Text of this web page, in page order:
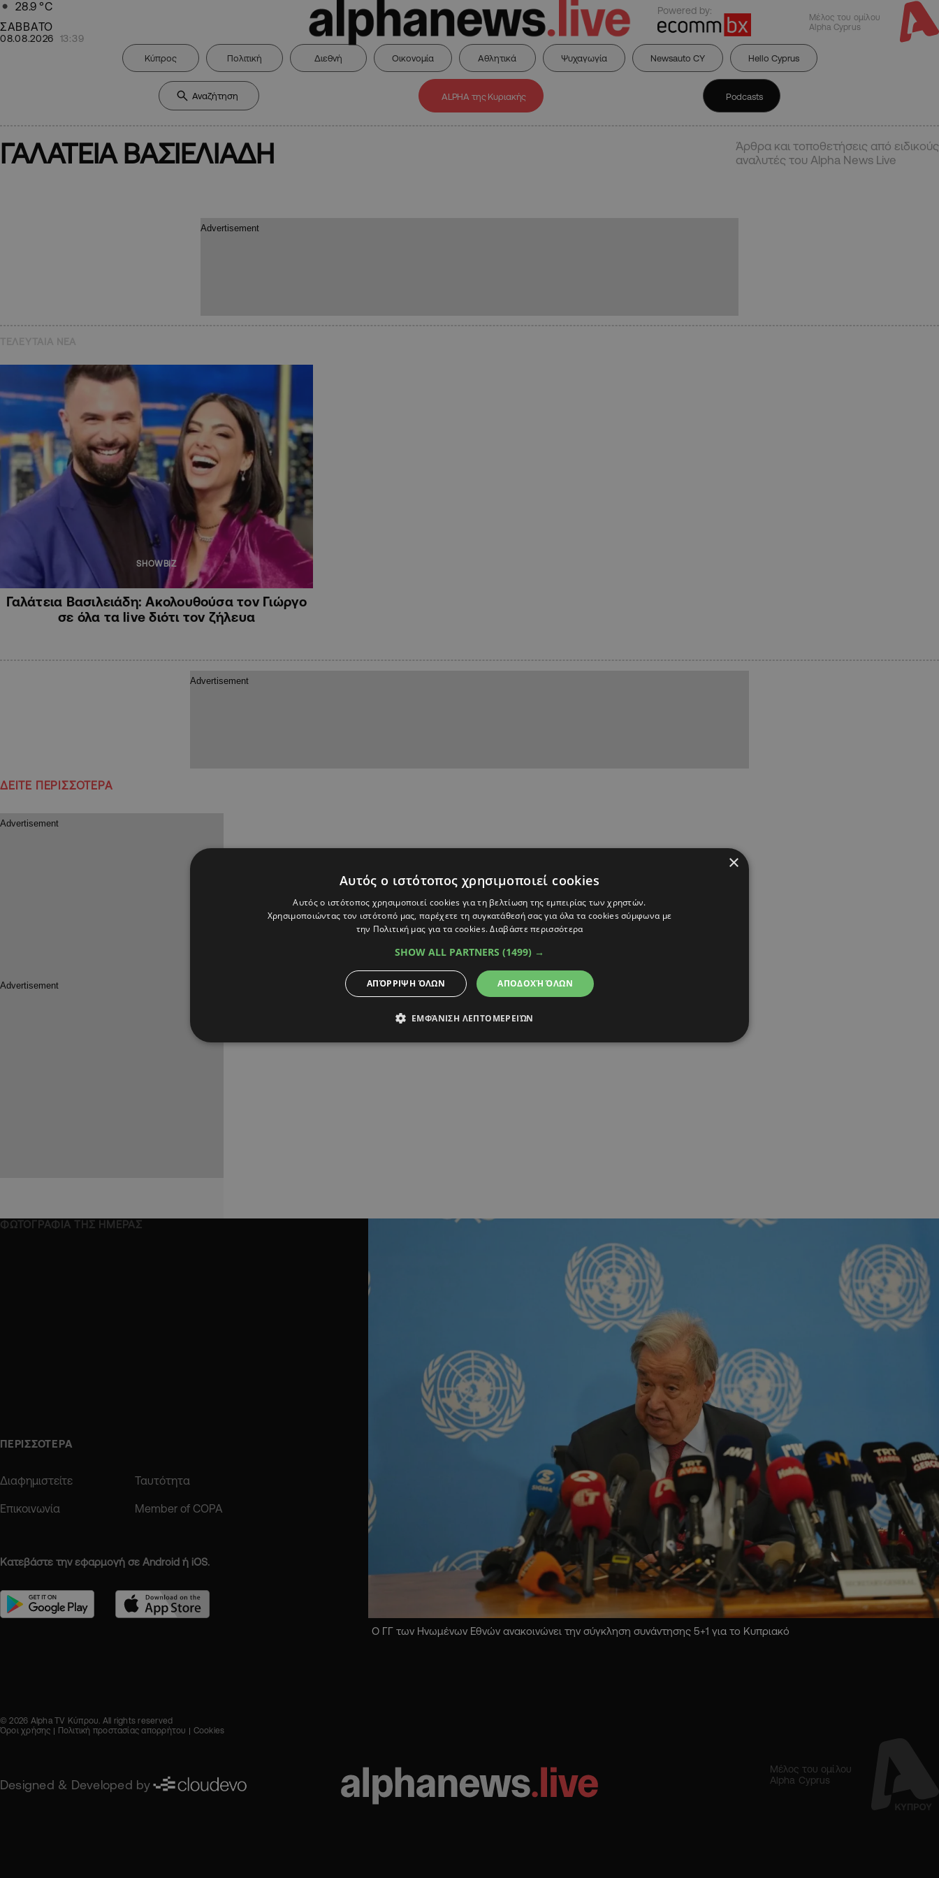
28.9 °C
ΣΑΒΒΑΤΟ
08.08.2026 13:39
Powered by:
Μέλος του ομίλου
Alpha Cyprus
Κύπρος Πολιτική Διεθνή Οικονομία Αθλητικά Ψυχαγωγία Newsauto CY Hello Cyprus
ALPHA της Κυριακής Podcasts
ΓΑΛΑΤΕΙΑ ΒΑΣΙΕΛΙΑΔΗ
Άρθρα και τοποθετήσεις από ειδικούς
αναλυτές του Alpha News Live
SHOWBIZ
Γαλάτεια Βασιλειάδη: Ακολουθούσα τον Γιώργο
σε όλα τα live διότι τον ζήλευα
ΔΕΙΤΕ ΠΕΡΙΣΣΟΤΕΡΑ
ΦΩΤΟΓΡΑΦΙΑ ΤΗΣ ΗΜΕΡΑΣ
ΠΕΡΙΣΣΟΤΕΡΑ
Διαφημιστείτε Ταυτότητα
Επικοινωνία Member of COPA
Κατεβάστε την εφαρμογή σε Android ή iOS.
Ο ΓΓ των Ηνωμένων Εθνών ανακοινώνει την σύγκληση συνάντησης 5+1 για το Κυπριακό
© 2026 Alpha TV Κύπρου. All rights reserved
Όροι χρήσης
Πολιτική προστασίας απορρήτου Cookies
Designed & Developed by
Μέλος του ομίλου
Alpha Cyprus
×
Αυτός ο ιστότοπος χρησιμοποιεί cookies
Αυτός ο ιστότοπος χρησιμοποιεί cookies για τη βελτίωση της εμπειρίας των χρηστών.
Χρησιμοποιώντας τον ιστότοπό μας, παρέχετε τη συγκατάθεσή σας για όλα τα cookies σύμφωνα με
την Πολιτική μας για τα cookies.Διαβάστε περισσότερα
SHOW ALL PARTNERS (1499) →
ΑΠΟΔΟΧΉ ΌΛΩΝ
ΑΠΌΡΡΙΨΗ ΌΛΩΝ
ΕΜΦΆΝΙΣΗ ΛΕΠΤΟΜΕΡΕΙΏΝ